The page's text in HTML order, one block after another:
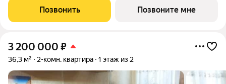
программы покупки: -Семейная ипотека с платежами от 25
тыс/руб (для однушек), от 35
Позвонить Позвоните мне
3 200 000 ₽
36,3 м² 2-комн. квартира 1 этаж из 2